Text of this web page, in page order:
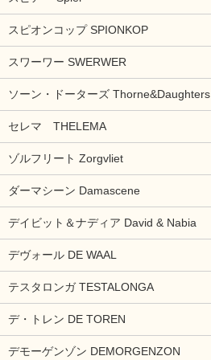
スピオンコップ SPIONKOP
スワーワー SWERWER
ソーン・ドーターズ Thorne&Daughters
セレマ THELEMA
ゾルフリート Zorgvliet
ダーマシーン Damascene
デイビット＆ナディア David & Nabia
デヴォール DE WAAL
テスタロンガ TESTALONGA
デ・トレン DE TOREN
デモーゲンゾン DEMORGENZON